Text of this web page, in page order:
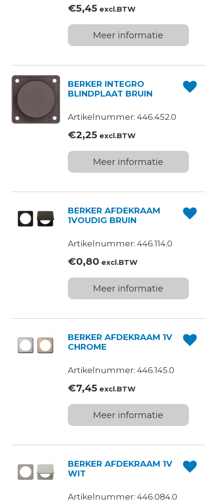
€5,45excl.BTW
Meer informatie
BERKER INTEGRO
BLINDPLAAT BRUIN
Artikelnummer: 446.452.0
€2,25excl.BTW
Meer informatie
BERKER AFDEKRAAM
1VOUDIG BRUIN
Artikelnummer: 446.114.0
€0,80 excl.BTW
Meer informatie
BERKER AFDEKRAAM 1V
CHROME
Artikelnummer: 446.145.0
€7,45excl.BTW
Meer informatie
BERKER AFDEKRAAM 1V
WIT
Artikelnummer: 446.084.0